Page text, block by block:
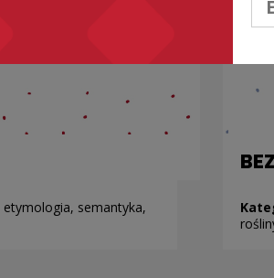
etymologia, semantyka,